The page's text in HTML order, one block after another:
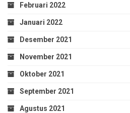
Februari 2022
Januari 2022
Desember 2021
November 2021
Oktober 2021
September 2021
Agustus 2021